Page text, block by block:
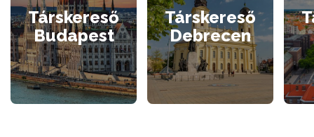
Társkereső
Budapest
Társkereső
Debrecen